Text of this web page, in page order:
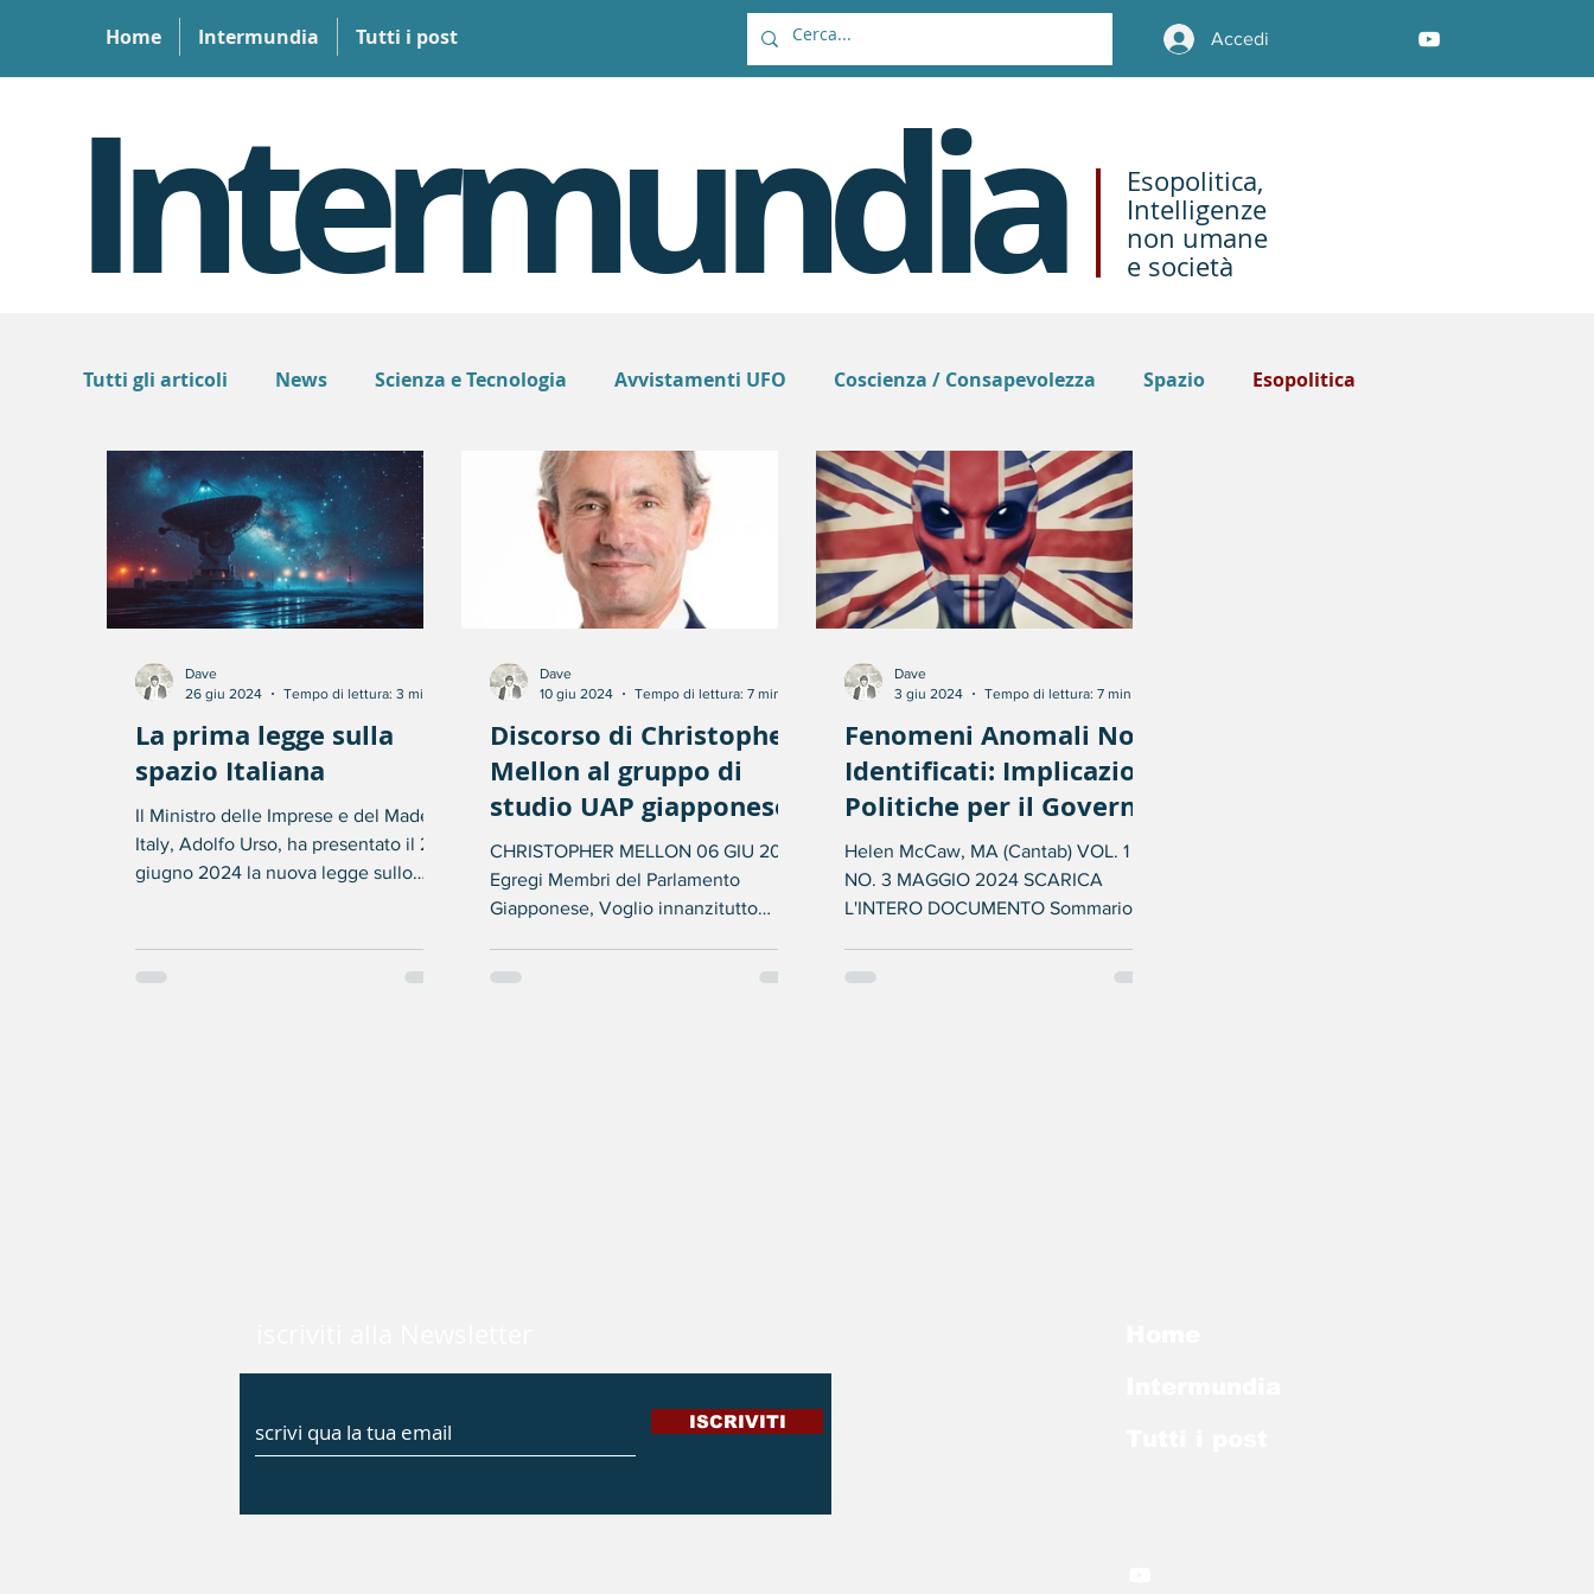
Home Intermundia Tutti i post Accedi
Intermundia
Esopolitica,
Intelligenze
non umane
e società
Tutti gli articoli News Scienza e Tecnologia Avvistamenti UFO Coscienza / Consapevolezza Spazio Esopolitica
La prima legge sulla
spazio Italiana
Il Ministro delle Imprese e del Made in
Italy, Adolfo Urso, ha presentato il 20
giugno 2024 la nuova legge sullo
Dave
26 giu 2024
Tempo di lettura: 3 min
Discorso di Christopher
Mellon al gruppo di
studio UAP giapponese
CHRISTOPHER MELLON 06 GIU 2024
Egregi Membri del Parlamento
Giapponese, Voglio innanzitutto
Dave
10 giu 2024
Tempo di lettura: 7 min
Fenomeni Anomali Non
Identificati: Implicazioni
Politiche per il Governo
del Regno Unito
Helen McCaw, MA (Cantab) VOL. 1
NO. 3 MAGGIO 2024 SCARICA
L'INTERO DOCUMENTO Sommario
Dave
3 giu 2024
Tempo di lettura: 7 min
ISCRIVITI